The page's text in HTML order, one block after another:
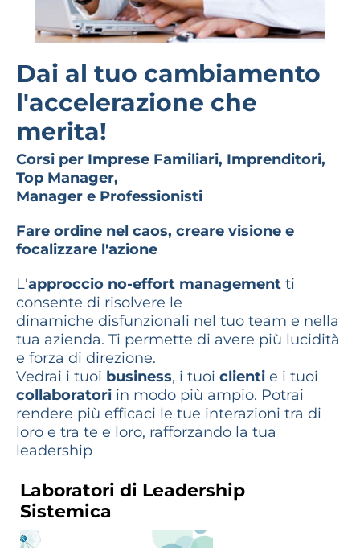
Dai al tuo cambiamento
l'accelerazione che
merita!
Corsi per Imprese Familiari, Imprenditori,
Top Manager,
Manager e Professionisti
Fare ordine nel caos, creare visione e
focalizzare l'azione
L'approccio no-effort management ti
consente di risolvere le
dinamiche disfunzionali nel tuo team e nella
tua azienda. Ti permette di avere più lucidità
e forza di direzione.
Vedrai i tuoi business, i tuoi clienti e i tuoi
collaboratori in modo più ampio. Potrai
rendere più efficaci le tue interazioni tra di
loro e tra te e loro, rafforzando la tua
leadership
Laboratori di Leadership
Sistemica